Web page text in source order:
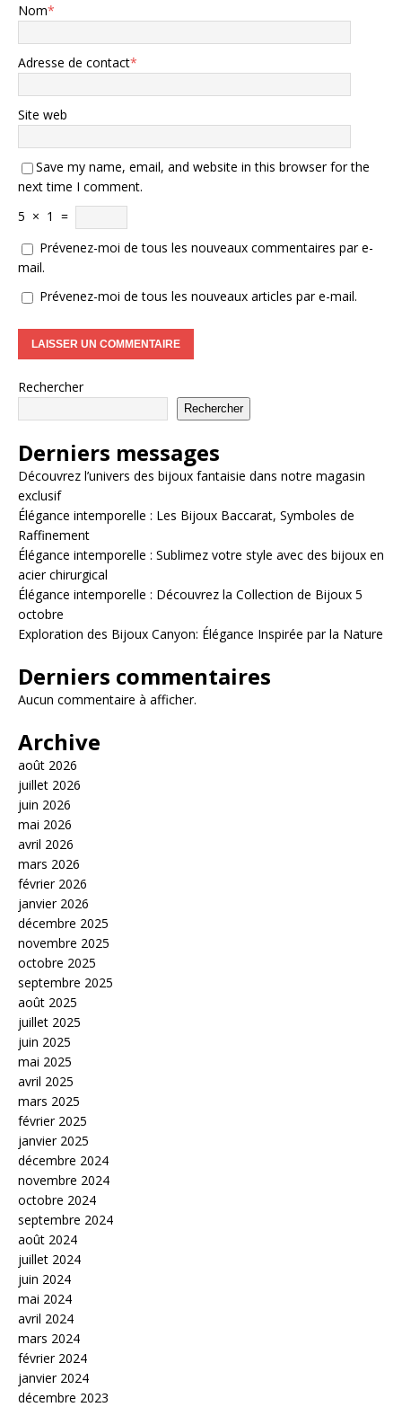
Nom*
Adresse de contact*
Site web
Save my name, email, and website in this browser for the
next time I comment.
5 × 1 =
Prévenez-moi de tous les nouveaux commentaires par e-
mail.
Prévenez-moi de tous les nouveaux articles par e-mail.
Rechercher
Rechercher
Derniers messages
Découvrez l’univers des bijoux fantaisie dans notre magasin
exclusif
Élégance intemporelle : Les Bijoux Baccarat, Symboles de
Raffinement
Élégance intemporelle : Sublimez votre style avec des bijoux en
acier chirurgical
Élégance intemporelle : Découvrez la Collection de Bijoux 5
octobre
Exploration des Bijoux Canyon: Élégance Inspirée par la Nature
Derniers commentaires
Aucun commentaire à afficher.
Archive
août 2026
juillet 2026
juin 2026
mai 2026
avril 2026
mars 2026
février 2026
janvier 2026
décembre 2025
novembre 2025
octobre 2025
septembre 2025
août 2025
juillet 2025
juin 2025
mai 2025
avril 2025
mars 2025
février 2025
janvier 2025
décembre 2024
novembre 2024
octobre 2024
septembre 2024
août 2024
juillet 2024
juin 2024
mai 2024
avril 2024
mars 2024
février 2024
janvier 2024
décembre 2023